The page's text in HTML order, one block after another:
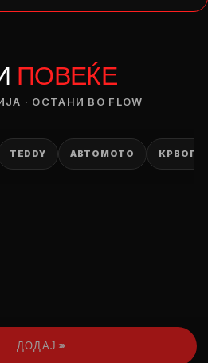
ПОВЕЌЕ
· ОСТАНИ ВО FLOW
TEDDY АВТОМОТО
ДОДАЈ ›››